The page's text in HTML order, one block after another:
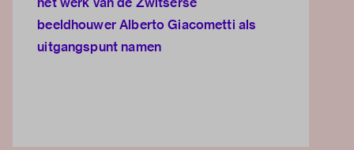
beeldhouwer Alberto Giacometti als
uitgangspunt namen